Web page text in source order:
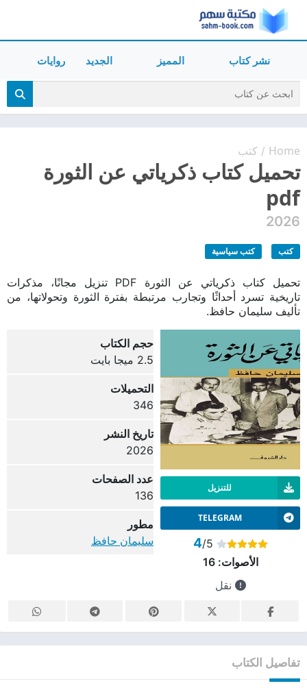
نشر كتاب المميز الجديد روايات
Home
/ كتب
تحميل كتاب ذكرياتي عن الثورة
pdf
2026
كتب كتب سياسية
تحميل كتاب ذكرياتي عن الثورة PDF تنزيل مجانًا، مذكرات
تاريخية تسرد أحداثًا وتجارب مرتبطة بفترة الثورة وتحولاتها، من
تأليف سليمان حافظ.
للتنزيل
TELEGRAM
4/5
الأصوات:16
نقل
حجم الكتاب
2.5 ميجا بايت
التحميلات
346
تاريخ النشر
2026
عدد الصفحات
136
مطور
سليمان حافظ
تفاصيل الكتاب